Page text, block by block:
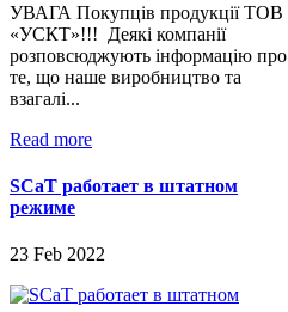
УВАГА Покупців продукції ТОВ
«УСКТ»!!! Деякі компанії
розповсюджують інформацію про
те, що наше виробництво та
взагалі...
Read more
SCaT работает в штатном
режиме
23 Feb 2022